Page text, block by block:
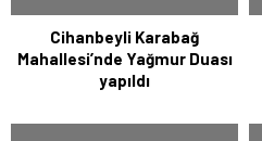
Cihanbeyli Karabağ
Mahallesi’nde Yağmur Duası
yapıldı